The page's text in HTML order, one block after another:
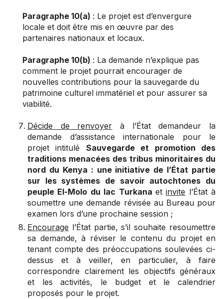
Paragraphe 10(a) : Le projet est d’envergure
locale et doit être mis en œuvre par des
partenaires nationaux et locaux.
Paragraphe 10(b) : La demande n’explique pas
comment le projet pourrait encourager de
nouvelles contributions pour la sauvegarde du
patrimoine culturel immatériel et pour assurer sa
viabilité.
Décide de renvoyer à l’État demandeur la
demande d’assistance internationale pour le
projet intitulé Sauvegarde et promotion des
traditions menacées des tribus minoritaires du
nord du Kenya : une initiative de l’État partie
sur les systèmes de savoir autochtones du
peuple El-Molo du lac Turkana etinvite l’État à
soumettre une demande révisée au Bureau pour
examen lors d’une prochaine session ;
Encourage l’État partie, s’il souhaite resoumettre
sa demande, à réviser le contenu du projet en
tenant compte des préoccupations soulevées ci-
dessus et à veiller, en particulier, à faire
correspondre clairement les objectifs généraux
et les activités, le budget et le calendrier
proposés pour le projet.